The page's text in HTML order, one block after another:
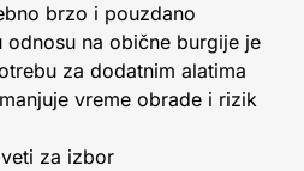
brzo i pouzdano
odnosu na obične burgije je
za dodatnim alatima
vreme obrade i rizik
za izbor